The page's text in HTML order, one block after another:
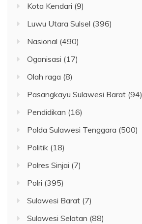
Kota Kendari (9)
Luwu Utara Sulsel (396)
Nasional (490)
Oganisasi (17)
Olah raga (8)
Pasangkayu Sulawesi Barat (94)
Pendidikan (16)
Polda Sulawesi Tenggara (500)
Politik (18)
Polres Sinjai (7)
Polri (395)
Sulawesi Barat (7)
Sulawesi Selatan (88)